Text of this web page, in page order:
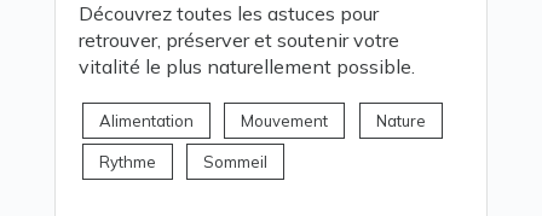
Découvrez toutes les astuces pour
retrouver, préserver et soutenir votre
vitalité le plus naturellement possible.
Alimentation Mouvement Nature
Rythme Sommeil